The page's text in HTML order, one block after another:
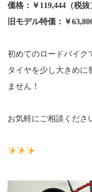
価格：￥119,444（税抜
旧モデル特価：￥
初めてのロードバイク
タイヤを少し大きめに
ません！
お気軽にご相談くださ